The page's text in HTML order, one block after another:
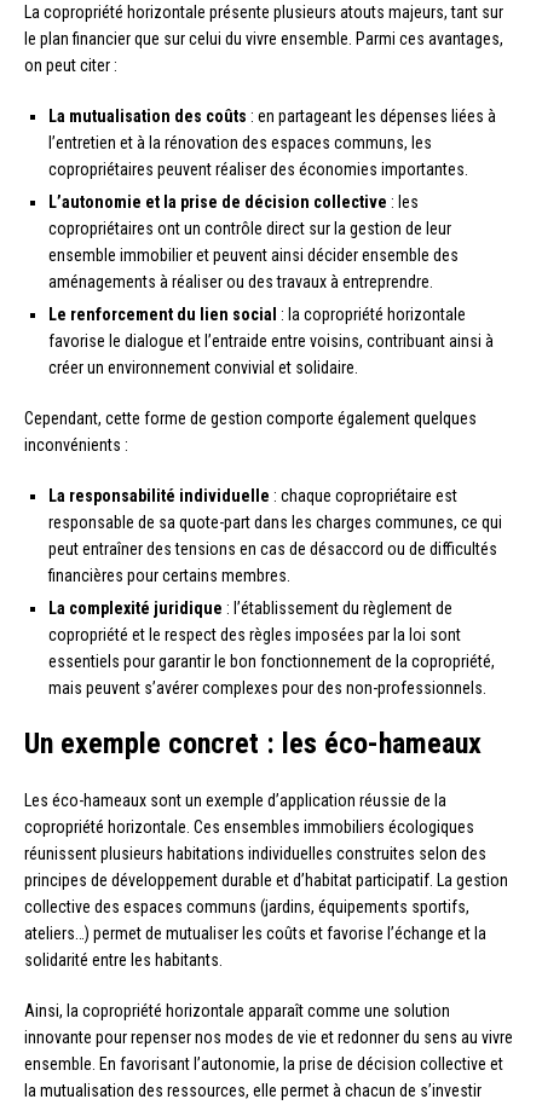
La copropriété horizontale présente plusieurs atouts majeurs, tant sur
le plan financier que sur celui du vivre ensemble. Parmi ces avantages,
on peut citer :
La mutualisation des coûts : en partageant les dépenses liées à
l’entretien et à la rénovation des espaces communs, les
copropriétaires peuvent réaliser des économies importantes.
L’autonomie et la prise de décision collective : les
copropriétaires ont un contrôle direct sur la gestion de leur
ensemble immobilier et peuvent ainsi décider ensemble des
aménagements à réaliser ou des travaux à entreprendre.
Le renforcement du lien social : la copropriété horizontale
favorise le dialogue et l’entraide entre voisins, contribuant ainsi à
créer un environnement convivial et solidaire.
Cependant, cette forme de gestion comporte également quelques
inconvénients :
La responsabilité individuelle : chaque copropriétaire est
responsable de sa quote-part dans les charges communes, ce qui
peut entraîner des tensions en cas de désaccord ou de difficultés
financières pour certains membres.
La complexité juridique : l’établissement du règlement de
copropriété et le respect des règles imposées par la loi sont
essentiels pour garantir le bon fonctionnement de la copropriété,
mais peuvent s’avérer complexes pour des non-professionnels.
Un exemple concret : les éco-hameaux
Les éco-hameaux sont un exemple d’application réussie de la
copropriété horizontale. Ces ensembles immobiliers écologiques
réunissent plusieurs habitations individuelles construites selon des
principes de développement durable et d’habitat participatif. La gestion
collective des espaces communs (jardins, équipements sportifs,
ateliers…) permet de mutualiser les coûts et favorise l’échange et la
solidarité entre les habitants.
Ainsi, la copropriété horizontale apparaît comme une solution
innovante pour repenser nos modes de vie et redonner du sens au vivre
ensemble. En favorisant l’autonomie, la prise de décision collective et
la mutualisation des ressources, elle permet à chacun de s’investir